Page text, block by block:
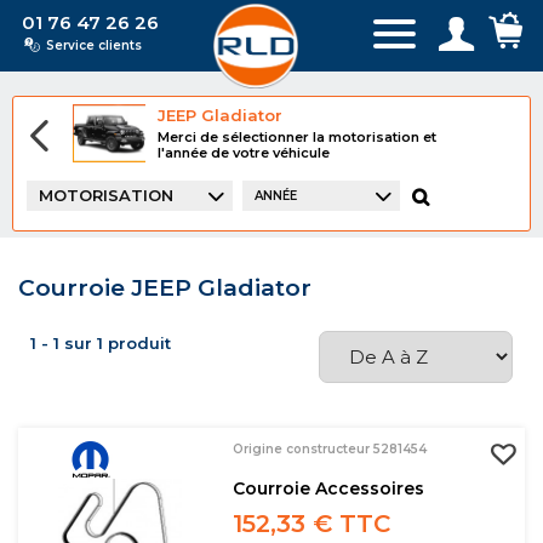
01 76 47 26 26
Service clients
JEEP Gladiator
Merci de sélectionner la motorisation et
l'année de votre véhicule
MOTORISATION ANNÉE
Courroie JEEP Gladiator
1 - 1 sur 1 produit
Origine constructeur 5281454
Courroie Accessoires
152,33 € TTC